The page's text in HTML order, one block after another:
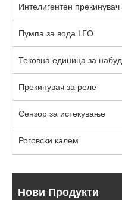
Интелигентен
Пумпа за вода LEO
Тековна единица за
Прекинувач за реле
Сензор за истекување
Роговски калем
Нови Продукти